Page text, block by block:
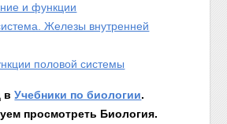
и функции
Железы внутренней
половой системы
вУчебники по биологии.
просмотреть Биология.